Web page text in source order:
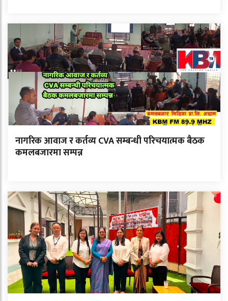
नागरिक आवाज र कर्तव्य CVA सम्बन्धी परिचयात्मक बैठक
कमलबजारमा सम्पन्न